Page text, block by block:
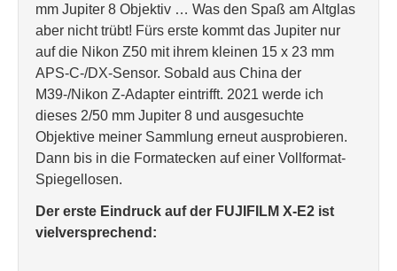
mm Jupiter 8 Objektiv … Was den Spaß am Altglas
aber nicht trübt! Fürs erste kommt das Jupiter nur
auf die Nikon Z50 mit ihrem kleinen 15 x 23 mm
APS-C-/DX-Sensor. Sobald aus China der
M39-/Nikon Z-Adapter eintrifft. 2021 werde ich
dieses 2/50 mm Jupiter 8 und ausgesuchte
Objektive meiner Sammlung erneut ausprobieren.
Dann bis in die Formatecken auf einer Vollformat-
Spiegellosen.
Der erste Eindruck auf der FUJIFILM X-E2 ist
vielversprechend: